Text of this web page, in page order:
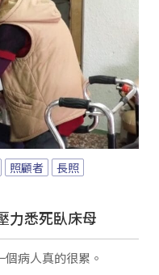
照顧者
長照
力悉死臥床母
病人真的很累。